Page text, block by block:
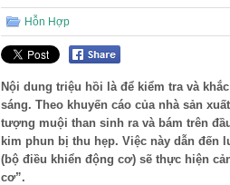
Hỗn Hợp
Nội dung triệu hồi là để kiểm tra và
sáng. Theo khuyến cáo của nhà sản
tượng muội than sinh ra và bám trên
kim phun bị thu hẹp. Việc này dẫn đến
(bộ điều khiển động cơ) sẽ thực hiện
cơ”.